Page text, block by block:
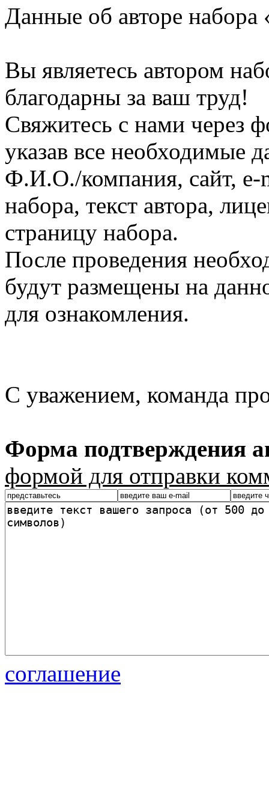
Данные об авторе набора
Вы являетесь автором
благодарны за ваш труд!
Свяжитесь с нами через
указав все необходимые
Ф.И.О./компания, сайт, e-
набора, текст автора,
страницу набора.
После проведения
будут размещены на
для ознакомления.
С уважением, команда
Форма подтверждения
формой для отправки
соглашение